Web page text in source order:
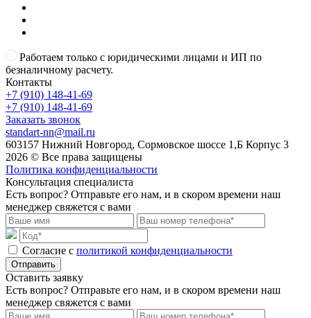
Работаем только с юридическими лицами и ИП по
безналичному расчету.
Контакты
+7 (910) 148-41-69
+7 (910) 148-41-69
Заказать звонок
standart-nn@mail.ru
603157 Нижний Новгород, Сормовское шоссе 1,Б Корпус 3
2026 © Все права защищены
Политика конфиденциальности
Консультация специалиста
Есть вопрос? Отправьте его нам, и в скором времени наш
менеджер свяжется с вами
Cогласие с политикой конфиденциальности
Отправить
Оставить заявку
Есть вопрос? Отправьте его нам, и в скором времени наш
менеджер свяжется с вами